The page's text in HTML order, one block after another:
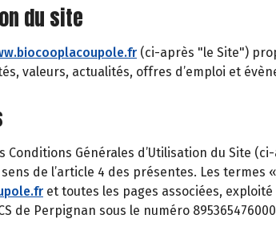
du site
(ci-après "le Site")
valeurs, actualités, offres d’emploi et
Conditions Générales d’Utilisation du Site
de l’article 4 des présentes. Les
et toutes les pages associées, exploité
de Perpignan sous le numéro